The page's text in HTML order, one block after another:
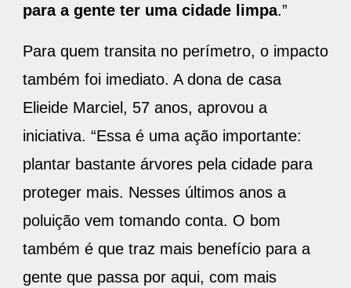
para a gente ter uma cidade limpa.”
Para quem transita no perímetro, o impacto
também foi imediato. A dona de casa
Elieide Marciel, 57 anos, aprovou a
iniciativa. “Essa é uma ação importante:
plantar bastante árvores pela cidade para
proteger mais. Nesses últimos anos a
poluição vem tomando conta. O bom
também é que traz mais benefício para a
gente que passa por aqui, com mais